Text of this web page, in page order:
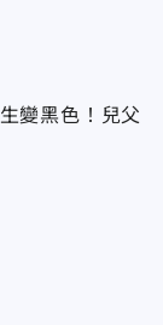
變黑色！兒父